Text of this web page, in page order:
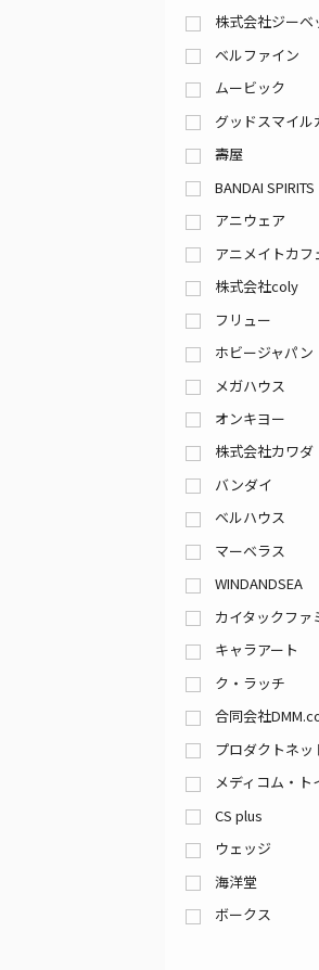
株式会社ジーベ
ベルファイン
ムービック
グッドスマイル
壽屋
BANDAI SPIRITS
アニウェア
アニメイトカフ
株式会社coly
フリュー
ホビージャパン
メガハウス
オンキヨー
株式会社カワダ
バンダイ
ベルハウス
マーベラス
WINDANDSEA
カイタックファ
キャラアート
ク・ラッチ
合同会社
プロダクトネッ
メディコム・ト
CS plus
ウェッジ
海洋堂
ボークス